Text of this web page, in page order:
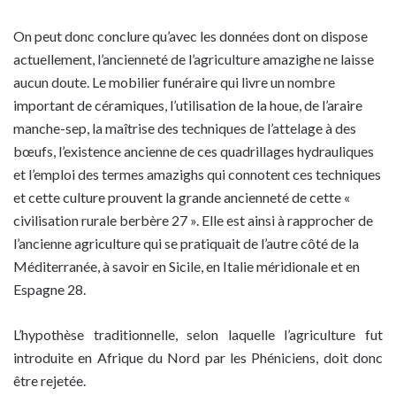
On peut donc conclure qu’avec les données dont on dispose
actuellement, l’ancienneté de l’agriculture amazighe ne laisse
aucun doute. Le mobilier funéraire qui livre un nombre
important de céramiques, l’utilisation de la houe, de l’araire
manche-sep, la maîtrise des techniques de l’attelage à des
bœufs, l’existence ancienne de ces quadrillages hydrauliques
et l’emploi des termes amazighs qui connotent ces techniques
et cette culture prouvent la grande ancienneté de cette «
civilisation rurale berbère 27 ». Elle est ainsi à rapprocher de
l’ancienne agriculture qui se pratiquait de l’autre côté de la
Méditerranée, à savoir en Sicile, en Italie méridionale et en
Espagne 28.
L’hypothèse traditionnelle, selon laquelle l’agriculture fut
introduite en Afrique du Nord par les Phéniciens, doit donc
être rejetée.